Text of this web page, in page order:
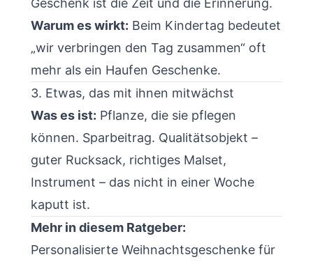
Geschenk ist die Zeit und die Erinnerung.
Warum es wirkt: Beim Kindertag bedeutet
„wir verbringen den Tag zusammen“ oft
mehr als ein Haufen Geschenke.
3. Etwas, das mit ihnen mitwächst
Was es ist: Pflanze, die sie pflegen
können. Sparbeitrag. Qualitätsobjekt –
guter Rucksack, richtiges Malset,
Instrument – das nicht in einer Woche
kaputt ist.
Mehr in diesem Ratgeber:
Personalisierte Weihnachtsgeschenke für